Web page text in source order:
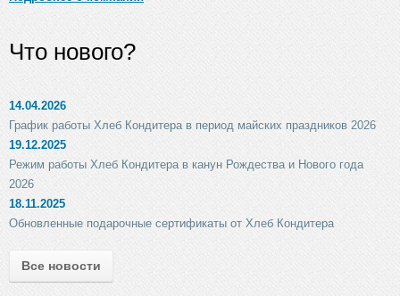
Что нового?
14.04.2026
График работы Хлеб Кондитера в период майских праздников 2026
19.12.2025
Режим работы Хлеб Кондитера в канун Рождества и Нового года
2026
18.11.2025
Обновленные подарочные сертификаты от Хлеб Кондитера
Все новости